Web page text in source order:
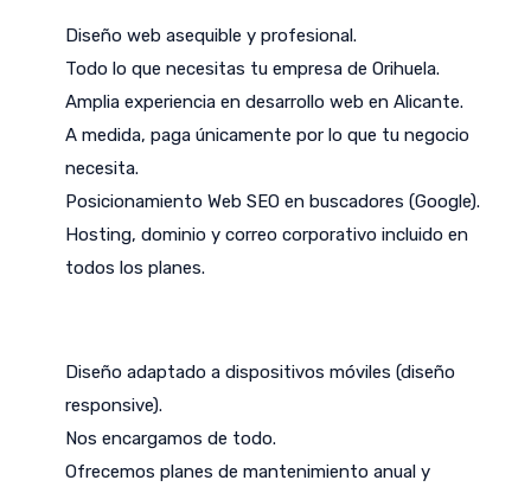
Diseño web asequible y profesional.
Todo lo que necesitas tu empresa de Orihuela.
Amplia experiencia en desarrollo web en Alicante.
A medida, paga únicamente por lo que tu negocio
necesita.
Posicionamiento Web SEO en buscadores (Google).
Hosting, dominio y correo corporativo incluido en
todos los planes.
Diseño adaptado a dispositivos móviles (diseño
responsive).
Nos encargamos de todo.
Ofrecemos planes de mantenimiento anual y